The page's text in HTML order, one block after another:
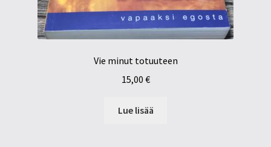
Vie minut totuuteen
15,00 €
Lue lisää